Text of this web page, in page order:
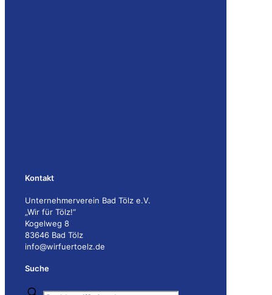
Kontakt
Unternehmerverein Bad Tölz e.V.
„Wir für Tölz!“
Kogelweg 8
83646 Bad Tölz
info@wirfuertoelz.de
Suche